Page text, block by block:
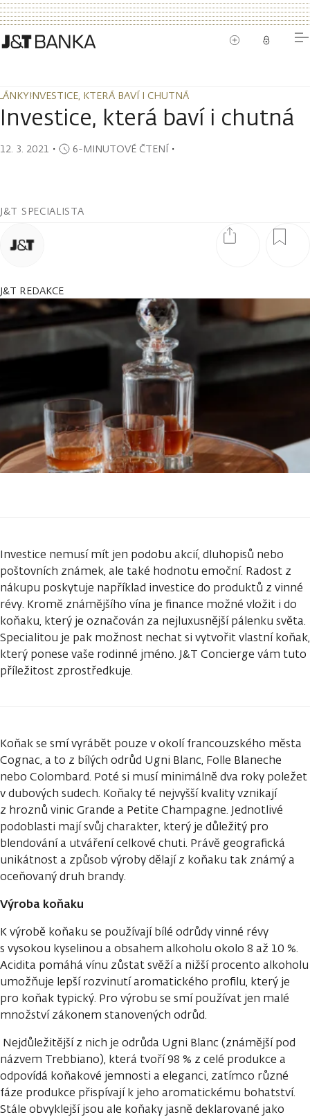
INVESTICE, KTERÁ BAVÍ I CHUTNÁ
INVESTICE, KTERÁ BAVÍ I CHUTNÁ
Investice, která baví i chutná
12. 3. 2021 ・ 6-MINUTOVÉ ČTENÍ・
J&T SPECIALISTA
J&T REDAKCE
Investice nemusí mít jen podobu akcií, dluhopisů nebo
poštovních známek, ale také hodnotu emoční. Radost z
nákupu poskytuje například investice do produktů z vinné
révy. Kromě známějšího vína je finance možné vložit i do
koňaku, který je označován za nejluxusnější pálenku světa.
Specialitou je pak možnost nechat si vytvořit vlastní koňak,
který ponese vaše rodinné jméno. J&T Concierge vám tuto
příležitost zprostředkuje.
Koňak se smí vyrábět pouze v okolí francouzského města
Cognac, a to z bílých odrůd Ugni Blanc, Folle Blaneche
nebo Colombard. Poté si musí minimálně dva roky poležet
v dubových sudech. Koňaky té nejvyšší kvality vznikají
z hroznů vinic Grande a Petite Champagne. Jednotlivé
podoblasti mají svůj charakter, který je důležitý pro
blendování a utváření celkové chuti. Právě geografická
unikátnost a způsob výroby dělají z koňaku tak známý a
oceňovaný druh brandy.
Výroba koňaku
K výrobě koňaku se používají bílé odrůdy vinné révy
s vysokou kyselinou a obsahem alkoholu okolo 8 až 10 %.
Acidita pomáhá vínu zůstat svěží a nižší procento alkoholu
umožňuje lepší rozvinutí aromatického profilu, který je
pro koňak typický. Pro výrobu se smí používat jen malé
množství zákonem stanovených odrůd.
Nejdůležitější z nich je odrůda Ugni Blanc (známější pod
názvem Trebbiano), která tvoří 98 % z celé produkce a
odpovídá koňakové jemnosti a eleganci, zatímco různé
fáze produkce přispívají k jeho aromatickému bohatství.
Stále obvyklejší jsou ale koňaky jasně deklarované jako